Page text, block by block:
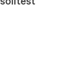
solltest